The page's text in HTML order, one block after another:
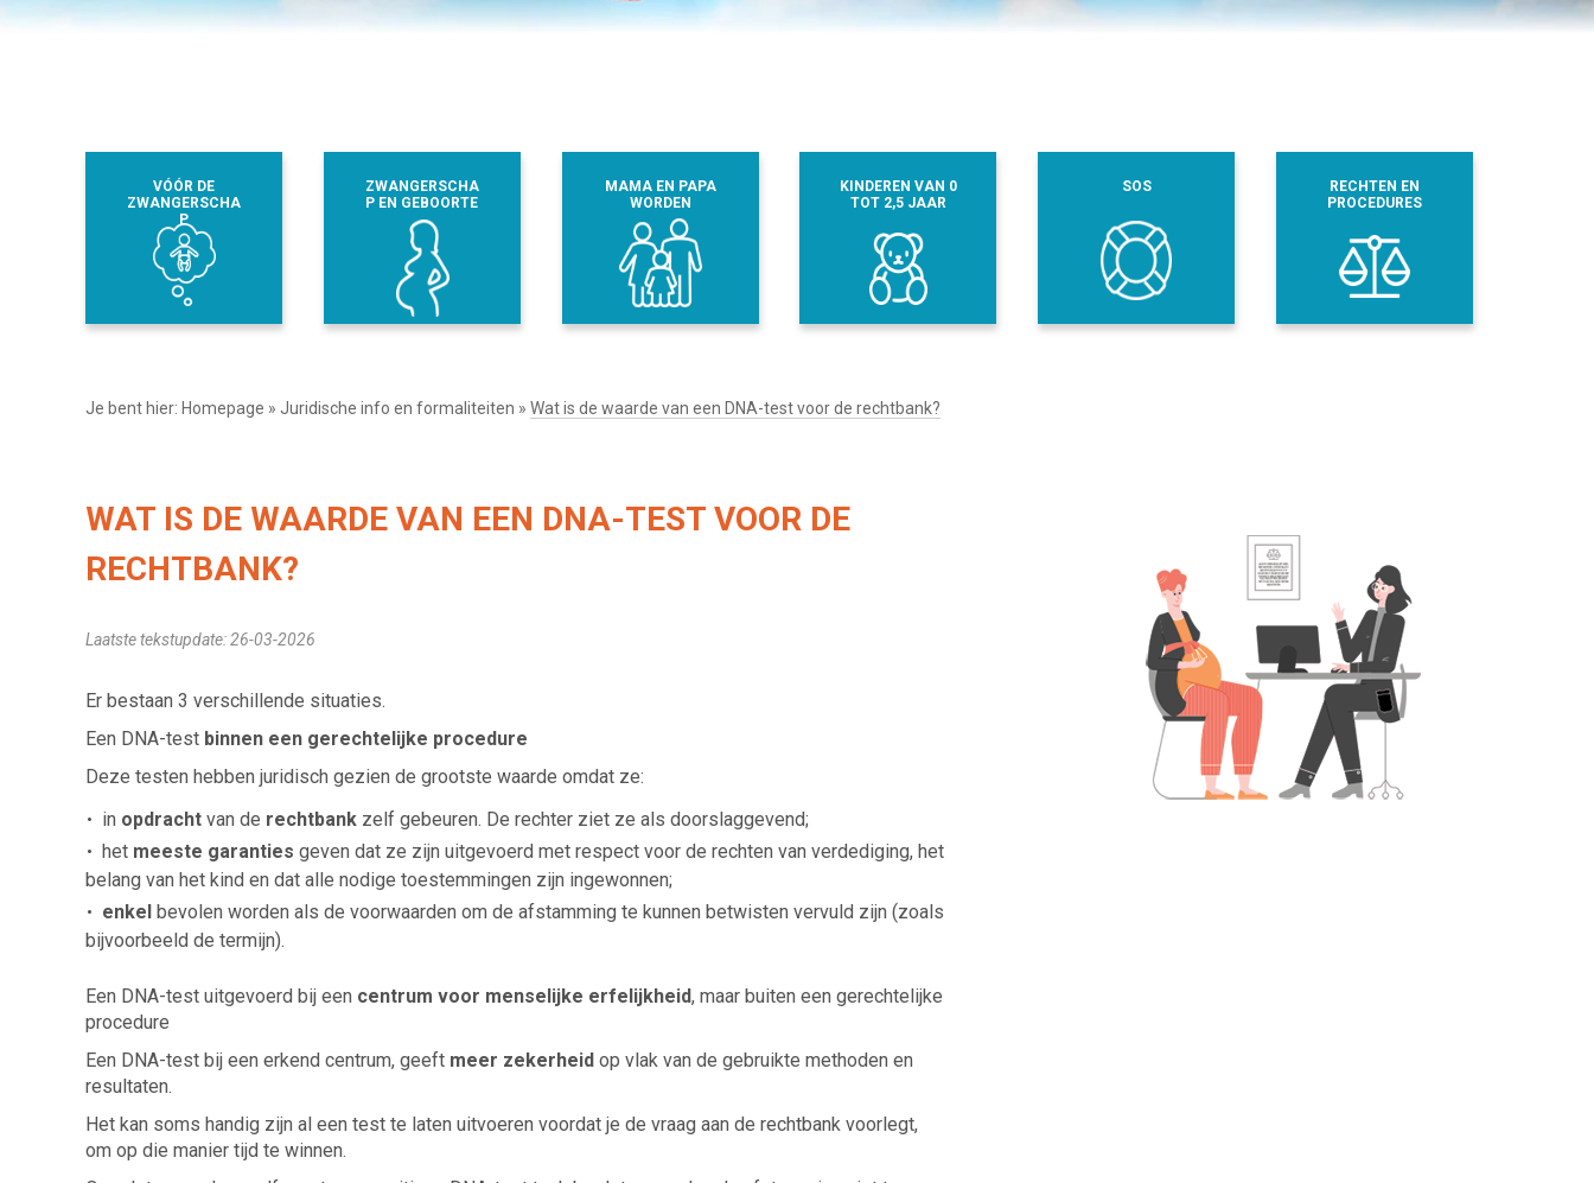
VÓÓR DE
ZWANGERSCHA
P
ZWANGERSCHA
P EN GEBOORTE
MAMA EN PAPA
WORDEN
KINDEREN VAN 0
TOT 2,5 JAAR
SOS
RECHTEN EN
PROCEDURES
Je bent hier: Homepage » Juridische info en formaliteiten » Wat is de waarde van een DNA-test voor de rechtbank?
WAT IS DE WAARDE VAN EEN DNA-TEST VOOR DE
RECHTBANK?
Laatste tekstupdate: 26-03-2026
Er bestaan 3 verschillende situaties.
Een DNA-test binnen een gerechtelijke procedure
Deze testen hebben juridisch gezien de grootste waarde omdat ze:
in opdracht van de rechtbank zelf gebeuren. De rechter ziet ze als doorslaggevend;
het meeste garanties geven dat ze zijn uitgevoerd met respect voor de rechten van verdediging, het
belang van het kind en dat alle nodige toestemmingen zijn ingewonnen;
enkel bevolen worden als de voorwaarden om de afstamming te kunnen betwisten vervuld zijn (zoals
bijvoorbeeld de termijn).
Een DNA-test uitgevoerd bij een centrum voor menselijke erfelijkheid, maar buiten een gerechtelijke
procedure
Een DNA-test bij een erkend centrum, geeft meer zekerheid op vlak van de gebruikte methoden en
resultaten.
Het kan soms handig zijn al een test te laten uitvoeren voordat je de vraag aan de rechtbank voorlegt,
om op die manier tijd te winnen.